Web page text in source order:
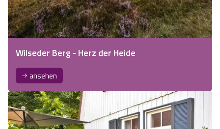
Wilseder Berg - Herz der Heide
ansehen